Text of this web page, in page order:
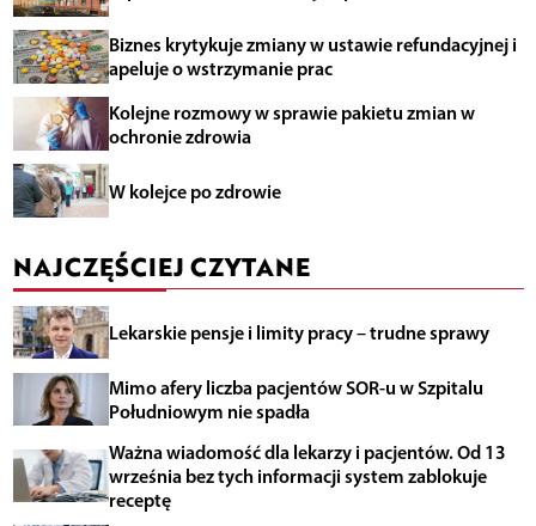
Biznes krytykuje zmiany w ustawie refundacyjnej i
apeluje o wstrzymanie prac
Kolejne rozmowy w sprawie pakietu zmian w
ochronie zdrowia
W kolejce po zdrowie
NAJCZĘŚCIEJ CZYTANE
Lekarskie pensje i limity pracy – trudne sprawy
Mimo afery liczba pacjentów SOR-u w Szpitalu
Południowym nie spadła
Ważna wiadomość dla lekarzy i pacjentów. Od 13
września bez tych informacji system zablokuje
receptę